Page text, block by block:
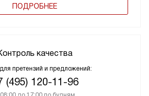
ПОДРОБНЕЕ
качества
претензий и предложений:
(495) 120-11-96